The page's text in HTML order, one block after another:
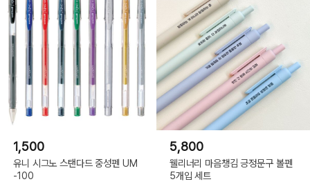
1,500
유니 시그노 스탠다드 중성펜 UM
-100
5,800
웰리너리 마음챙김 긍정문구 볼펜
5개입 세트